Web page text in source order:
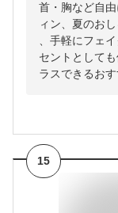
首・胸など自
ィン、夏のお
、手軽にフェ
セントとして
ラスできるおす
15